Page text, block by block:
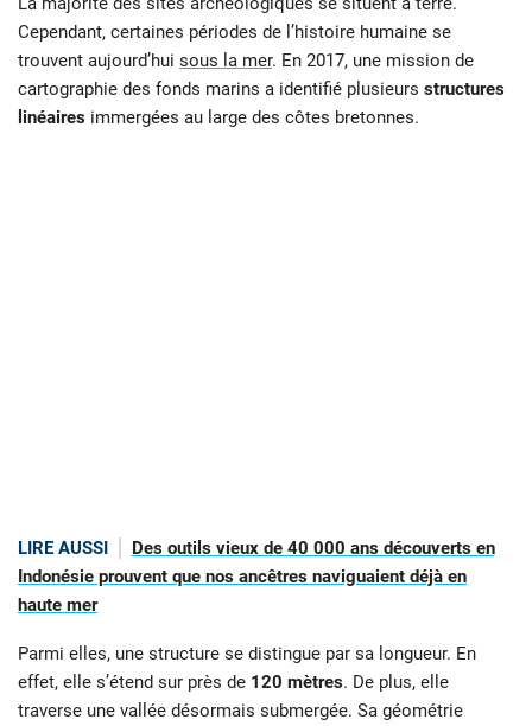
Cependant, certaines périodes de l’histoire humaine se
trouvent aujourd’hui sous la mer. En 2017, une mission de
cartographie des fonds marins a identifié plusieurs structures
linéaires immergées au large des côtes bretonnes.
LIRE AUSSI
Des outils vieux de 40 000 ans découverts en
Indonésie prouvent que nos ancêtres naviguaient déjà en
haute mer
Parmi elles, une structure se distingue par sa longueur. En
effet, elle s’étend sur près de 120 mètres. De plus, elle
traverse une vallée désormais submergée. Sa géométrie